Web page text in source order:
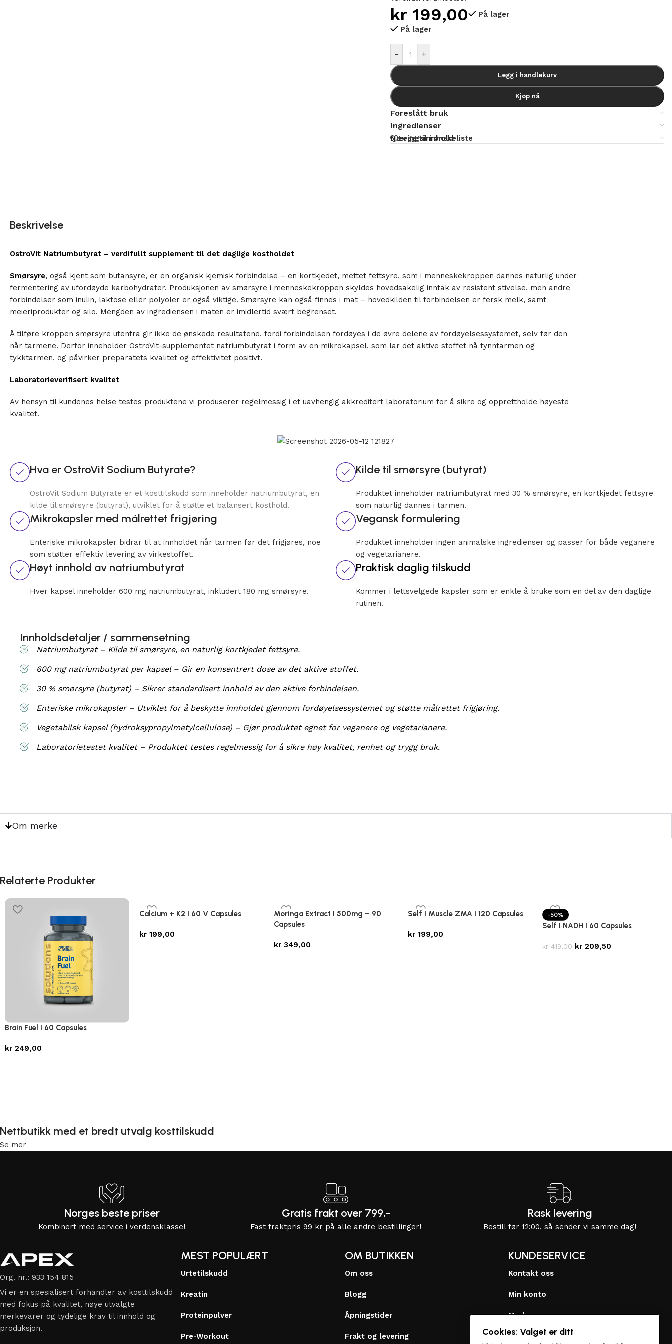
kr 199,00
På lager
På lager
- +
Legg i handlekurv
Kjøp nå
Foreslått bruk
Ingredienser
Næringsinnhold
Legg til i ønskeliste
Beskrivelse
OstroVit Natriumbutyrat – verdifullt supplement til det daglige kostholdet
Smørsyre, også kjent som butansyre, er en organisk kjemisk forbindelse – en kortkjedet, mettet fettsyre, som i menneskekroppen dannes naturlig under
fermentering av ufordøyde karbohydrater. Produksjonen av smørsyre i menneskekroppen skyldes hovedsakelig inntak av resistent stivelse, men andre
forbindelser som inulin, laktose eller polyoler er også viktige. Smørsyre kan også finnes i mat – hovedkilden til forbindelsen er fersk melk, samt
meieriprodukter og silo. Mengden av ingrediensen i maten er imidlertid svært begrenset.
Å tilføre kroppen smørsyre utenfra gir ikke de ønskede resultatene, fordi forbindelsen fordøyes i de øvre delene av fordøyelsessystemet, selv før den
når tarmene. Derfor inneholder OstroVit-supplementet natriumbutyrat i form av en mikrokapsel, som lar det aktive stoffet nå tynntarmen og
tykktarmen, og påvirker preparatets kvalitet og effektivitet positivt.
Laboratorieverifisert kvalitet
Av hensyn til kundenes helse testes produktene vi produserer regelmessig i et uavhengig akkreditert laboratorium for å sikre og opprettholde høyeste
kvalitet.
Hva er OstroVit Sodium Butyrate?
OstroVit Sodium Butyrate er et kosttilskudd som inneholder natriumbutyrat, en
kilde til smørsyre (butyrat), utviklet for å støtte et balansert kosthold.
Kilde til smørsyre (butyrat)
Produktet inneholder natriumbutyrat med 30 % smørsyre, en kortkjedet fettsyre
som naturlig dannes i tarmen.
Mikrokapsler med målrettet frigjøring
Enteriske mikrokapsler bidrar til at innholdet når tarmen før det frigjøres, noe
som støtter effektiv levering av virkestoffet.
Vegansk formulering
Produktet inneholder ingen animalske ingredienser og passer for både veganere
og vegetarianere.
Høyt innhold av natriumbutyrat
Hver kapsel inneholder 600 mg natriumbutyrat, inkludert 180 mg smørsyre.
Praktisk daglig tilskudd
Kommer i lettsvelgede kapsler som er enkle å bruke som en del av den daglige
rutinen.
Innholdsdetaljer / sammensetning
Natriumbutyrat – Kilde til smørsyre, en naturlig kortkjedet fettsyre.
600 mg natriumbutyrat per kapsel – Gir en konsentrert dose av det aktive stoffet.
30 % smørsyre (butyrat) – Sikrer standardisert innhold av den aktive forbindelsen.
Enteriske mikrokapsler – Utviklet for å beskytte innholdet gjennom fordøyelsessystemet og støtte målrettet frigjøring.
Vegetabilsk kapsel (hydroksypropylmetylcellulose) – Gjør produktet egnet for veganere og vegetarianere.
Laboratorietestet kvalitet – Produktet testes regelmessig for å sikre høy kvalitet, renhet og trygg bruk.
Om merke
Relaterte Produkter
Brain Fuel I 60 Capsules
kr 249,00
Calcium + K2 I 60 V Capsules
kr199,00
Moringa Extract I 500mg – 90
Capsules
kr349,00
Self I Muscle ZMA I 120 Capsules
kr 199,00
-50%
Self I NADH I 60 Capsules
kr419,00 kr 209,50
Nettbutikk med et bredt utvalg kosttilskudd
Se mer
Norges beste priser
Kombinert med service i verdensklasse!
Gratis frakt over 799,-
Fast fraktpris 99 kr på alle andre bestillinger!
Rask levering
Bestill før 12:00, så sender vi samme dag!
Org. nr.: 933 154 815
Vi er en spesialisert forhandler av kosttilskudd
med fokus på kvalitet, nøye utvalgte
merkevarer og tydelige krav til innhold og
produksjon.
MEST POPULÆRT
Urtetilskudd
Kreatin
Proteinpulver
Pre-Workout
OM BUTIKKEN
Om oss
Blogg
Åpningstider
Frakt og levering
KUNDESERVICE
Kontakt oss
Min konto
Merkevarer
Personvernerklæring
Cookies: Valget er ditt